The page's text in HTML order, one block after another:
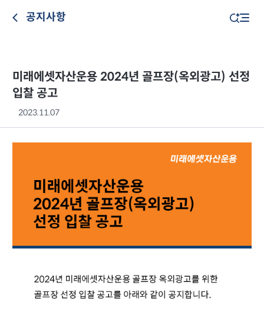
공지사항
미래에셋자산운용 2024년 골프장(옥외광고) 선정
입찰 공고
2023.11.07